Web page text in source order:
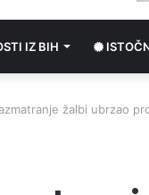
IZ BIH
žalbi ubrzao